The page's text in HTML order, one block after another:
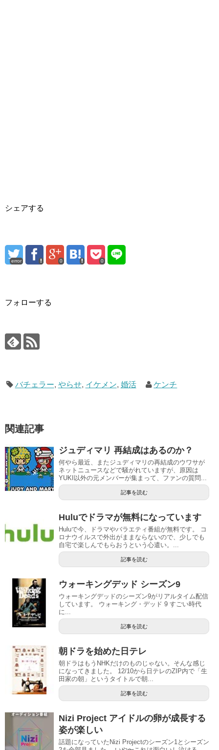
シェアする
error 0 0
フォローする
バチェラー, やらせ, イケメン, 婚活 ケンチ
関連記事
ジュディマリ 再結成はあるのか？
何やら最近、またジュディマリの再結成のウワサが
ネットニュースなどで騒がれていますが、原因は
YUKI以外の元メンバーが集まって、ファンの質問...
記事を読む
Huluでドラマが無料になっています
Huluで今、ドラマやバラエティ番組が無料です。 コ
ロナウイルスで外出がままならないので、少しでも
自宅で楽しんでもらおうという心遣い。...
記事を読む
ウォーキングデッド シーズン9
ウォーキングデッドのシーズン9がリアルタイム配信
しています。 ウォーキング・デッド 9 すごい時代
に...
記事を読む
朝ドラを始めた日テレ
朝ドラはもうNHKだけのものじゃない。そんな感じ
になってきました。 12/10から日テレのZIP内で「生
田家の朝」というタイトルで朝...
記事を読む
Nizi Project アイドルの卵が成長する
姿が楽しい
話題になっていたNizi Projectのシーズン1とシーズン